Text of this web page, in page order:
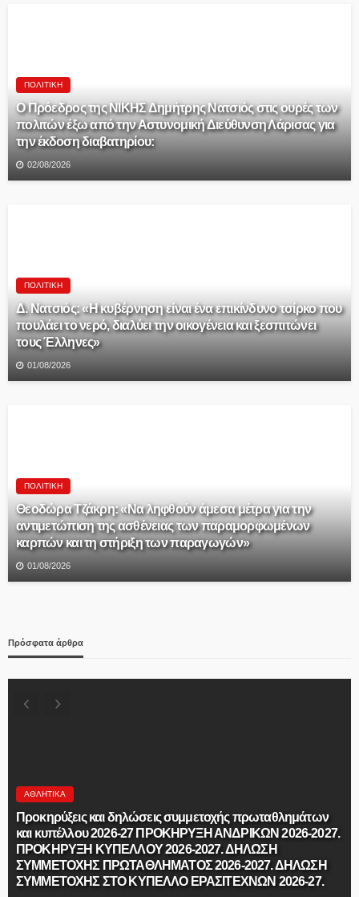
ΠΟΛΙΤΙΚΉ
Ο Πρόεδρος της ΝΙΚΗΣ Δημήτρης Νατσιός στις ουρές των
πολιτών έξω από την Αστυνομική Διεύθυνση Λάρισας για
την έκδοση διαβατηρίου:
02/08/2026
ΠΟΛΙΤΙΚΉ
Δ. Νατσιός: «Η κυβέρνηση είναι ένα επικίνδυνο τσίρκο που
πουλάει το νερό, διαλύει την οικογένεια και ξεσπιτώνει
τους Έλληνες»
01/08/2026
ΠΟΛΙΤΙΚΉ
Θεοδώρα Τζάκρη: «Να ληφθούν άμεσα μέτρα για την
αντιμετώπιση της ασθένειας των παραμορφωμένων
καρπών και τη στήριξη των παραγωγών»
01/08/2026
Πρόσφατα άρθρα
ΑΘΛΗΤΙΚΆ
Προκηρύξεις και δηλώσεις συμμετοχής πρωταθλημάτων
και κυπέλλου 2026-27 ΠΡΟΚΗΡΥΞΗ ΑΝΔΡΙΚΩΝ 2026-2027.
ΠΡΟΚΗΡΥΞΗ ΚΥΠΕΛΛΟΥ 2026-2027. ΔΗΛΩΣΗ
ΣΥΜΜΕΤΟΧΗΣ ΠΡΩΤΑΘΛΗΜΑΤΟΣ 2026-2027. ΔΗΛΩΣΗ
ΣΥΜΜΕΤΟΧΗΣ ΣΤΟ ΚΥΠΕΛΛΟ ΕΡΑΣΙΤΕΧΝΩΝ 2026-27.